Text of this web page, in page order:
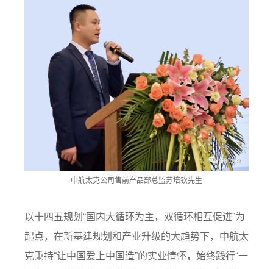
中航太克公司售前产品部总监苏培钦先生
以十四五规划“国内大循环为主，双循环相互促进”为
起点，在新基建规划和产业升级的大趋势下，中航太
克秉持“让中国爱上中国造”的实业情怀，始终践行“一